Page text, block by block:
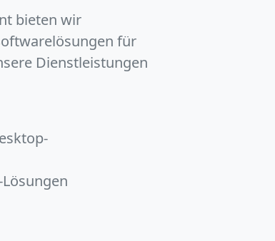
bieten wir
für
Dienstleistungen